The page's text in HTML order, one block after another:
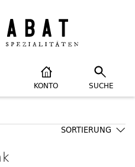
KONTO SUCHE
SORTIERUNG